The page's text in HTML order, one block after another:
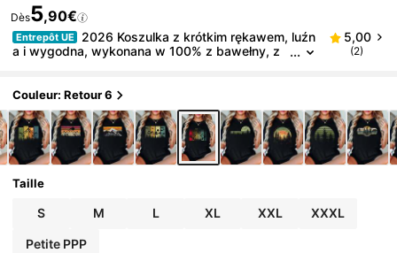
Dès5,90€
Entrepôt UE
2026 Koszulka z krótkim rękawem, luźn
a i wygodna, wykonana w 100% z bawełny, z
5,00
(2)
Couleur: Retour 6
Taille
S M L XL XXL XXXL
Petite PPP